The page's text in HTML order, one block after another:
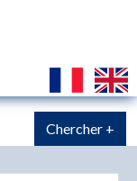
Chercher +